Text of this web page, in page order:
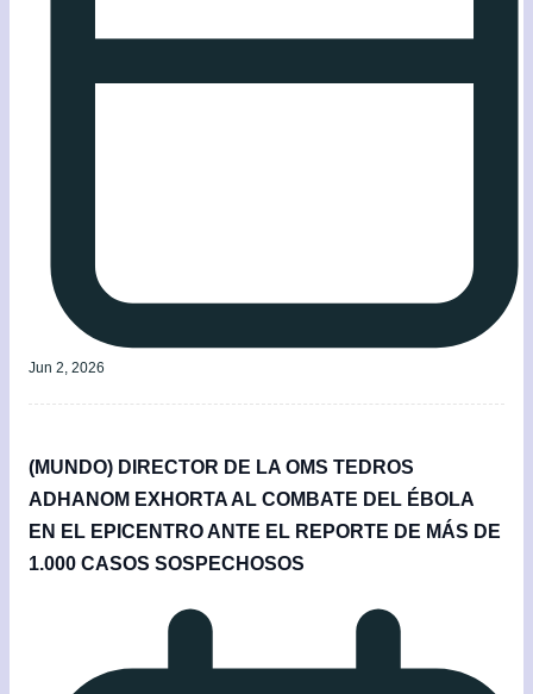
Jun 2, 2026
(MUNDO) DIRECTOR DE LA OMS TEDROS
ADHANOM EXHORTA AL COMBATE DEL ÉBOLA
EN EL EPICENTRO ANTE EL REPORTE DE MÁS DE
1.000 CASOS SOSPECHOSOS